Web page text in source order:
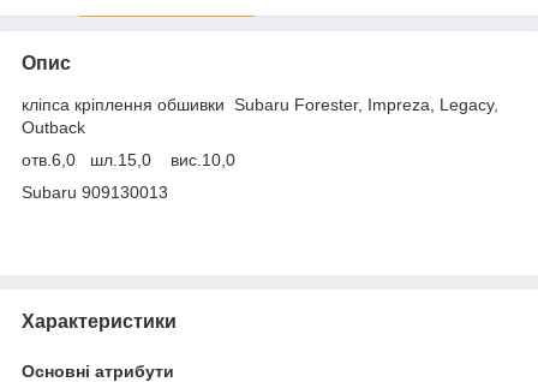
Опис
кліпса кріплення обшивки Subaru Forester, Impreza, Legacy,
Outback
отв.6,0 шл.15,0 вис.10,0
Subaru 909130013
Характеристики
Основні атрибути